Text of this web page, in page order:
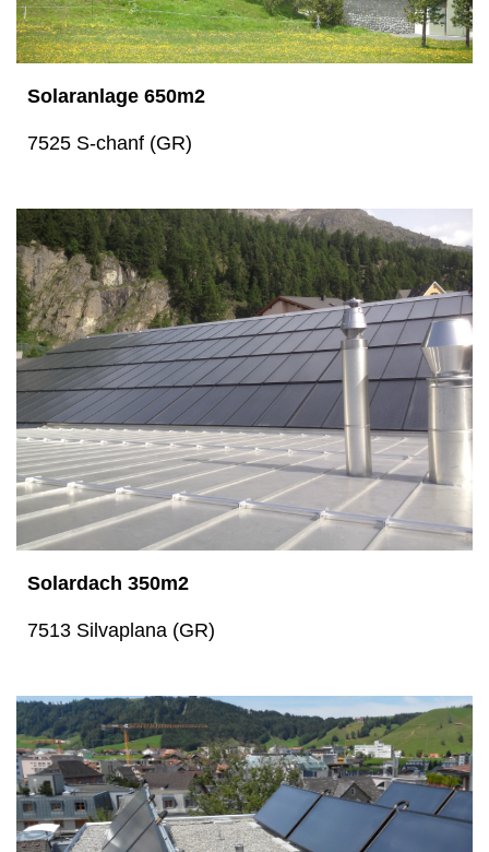
Solaranlage 650m2
7525 S-chanf (GR)
Solardach 350m2
7513 Silvaplana (GR)